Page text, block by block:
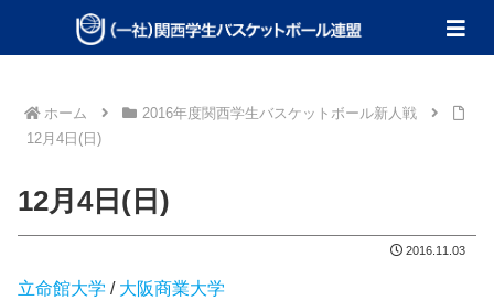
ホーム
2016年度関西学生バスケットボール新人戦
12月4日(日)
12月4日(日)
2016.11.03
立命館大学 / 大阪商業大学